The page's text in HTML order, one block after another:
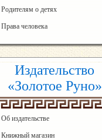
Родителям о детях
Права человека
Издательство
«Золотое Руно»
Об издательстве
Книжный магазин